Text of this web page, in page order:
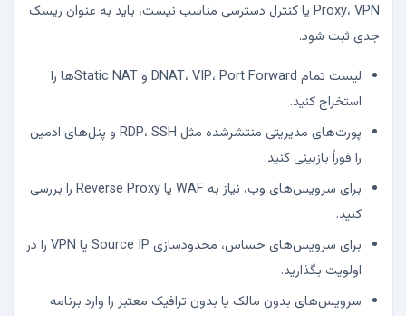
Proxy، VPN یا کنترل دسترسی مناسب نیست، باید به عنوان ریسک
جدی ثبت شود.
لیست تمام DNAT، VIP، Port Forward و Static NATها را
استخراج کنید.
پورت‌های مدیریتی منتشرشده مثل RDP، SSH و پنل‌های ادمین
را فوراً بازبینی کنید.
برای سرویس‌های وب، نیاز به WAF یا Reverse Proxy را بررسی
کنید.
برای سرویس‌های حساس، محدودسازی Source IP یا VPN را در
اولویت بگذارید.
سرویس‌های بدون مالک یا بدون ترافیک معتبر را وارد برنامه